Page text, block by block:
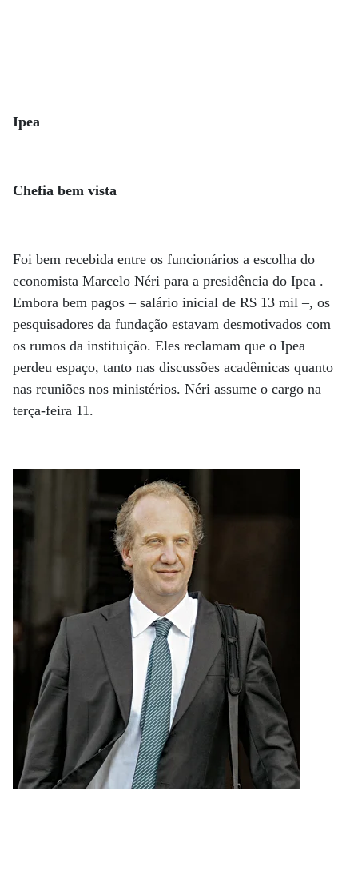
Ipea
Chefia bem vista
Foi bem recebida entre os funcionários a escolha do
economista Marcelo Néri para a presidência do Ipea .
Embora bem pagos – salário inicial de R$ 13 mil –, os
pesquisadores da fundação estavam desmotivados com
os rumos da instituição. Eles reclamam que o Ipea
perdeu espaço, tanto nas discussões acadêmicas quanto
nas reuniões nos ministérios. Néri assume o cargo na
terça-feira 11.